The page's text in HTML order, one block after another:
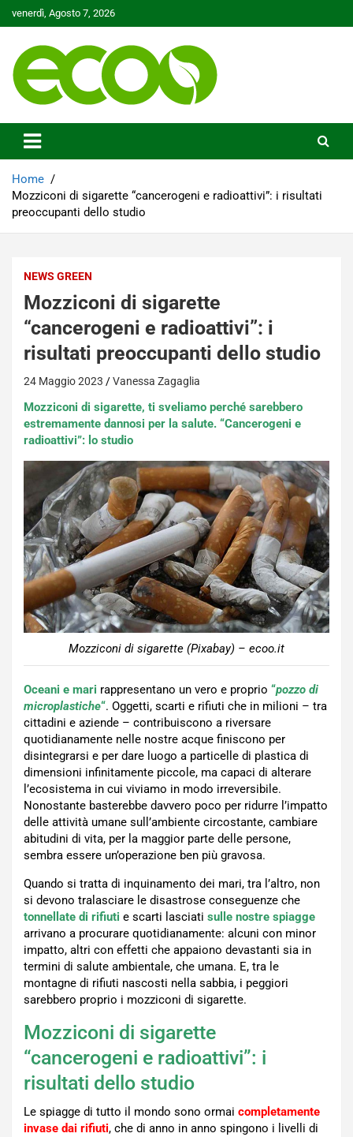
to
venerdì, Agosto 7, 2026
Ecoo.it
Home
Mozziconi di sigarette “cancerogeni e radioattivi”: i risultati
preoccupanti dello studio
NEWS GREEN
Mozziconi di sigarette
“cancerogeni e radioattivi”: i
risultati preoccupanti dello studio
24 Maggio 2023 Vanessa Zagaglia
Mozziconi di sigarette, ti sveliamo perché sarebbero
estremamente dannosi per la salute. “Cancerogeni e
radioattivi”: lo studio
Mozziconi di sigarette (Pixabay) – ecoo.it
Oceani e mari rappresentano un vero e proprio “pozzo di
microplastiche“. Oggetti, scarti e rifiuti che in milioni – tra
cittadini e aziende – contribuiscono a riversare
quotidianamente nelle nostre acque finiscono per
disintegrarsi e per dare luogo a particelle di plastica di
dimensioni infinitamente piccole, ma capaci di alterare
l’ecosistema in cui viviamo in modo irreversibile.
Nonostante basterebbe davvero poco per ridurre l’impatto
delle attività umane sull’ambiente circostante, cambiare
abitudini di vita, per la maggior parte delle persone,
sembra essere un’operazione ben più gravosa.
Quando si tratta di inquinamento dei mari, tra l’altro, non
si devono tralasciare le disastrose conseguenze che
tonnellate di rifiuti e scarti lasciati sulle nostre spiagge
arrivano a procurare quotidianamente: alcuni con minor
impatto, altri con effetti che appaiono devastanti sia in
termini di salute ambientale, che umana. E, tra le
montagne di rifiuti nascosti nella sabbia, i peggiori
sarebbero proprio i mozziconi di sigarette.
Mozziconi di sigarette
“cancerogeni e radioattivi”: i
risultati dello studio
Le spiagge di tutto il mondo sono ormai completamente
invase dai rifiuti, che di anno in anno spingono i livelli di